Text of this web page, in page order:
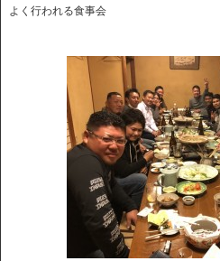
よく行われる食事会